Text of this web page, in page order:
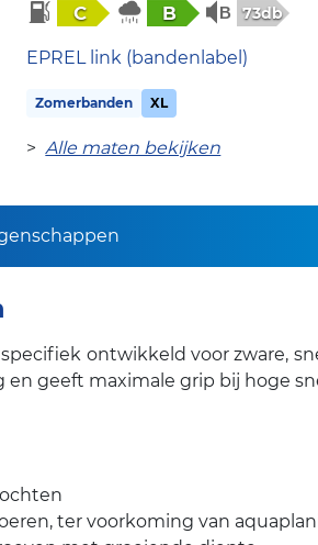
C B 73db
EPREL link (bandenlabel)
Zomerbanden XL
>Alle maten bekijken
ontwikkeld voor zware,
en geeft maximale grip bij hoge
ter voorkoming van